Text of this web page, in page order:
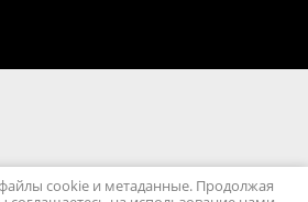
файлы cookie и метаданные. Продолжая